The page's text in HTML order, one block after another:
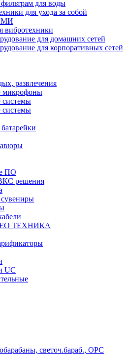
для воды
для ухода за собой
вибротехники
для домашних сетей
для корпоративных сетей
развлечения
микрофоны
системы
системы
ПО
решения
ТЕХНИКА
UC
светоч.бараб., OPC